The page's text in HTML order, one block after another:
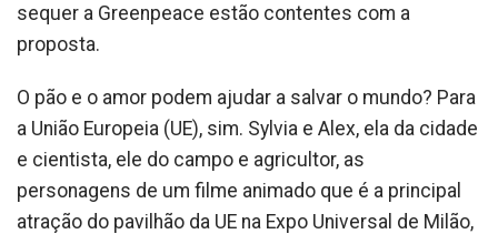
sequer a Greenpeace estão contentes com a
proposta.
O pão e o amor podem ajudar a salvar o mundo? Para
a União Europeia (UE), sim. Sylvia e Alex, ela da cidade
e cientista, ele do campo e agricultor, as
personagens de um filme animado que é a principal
atração do pavilhão da UE na Expo Universal de Milão,